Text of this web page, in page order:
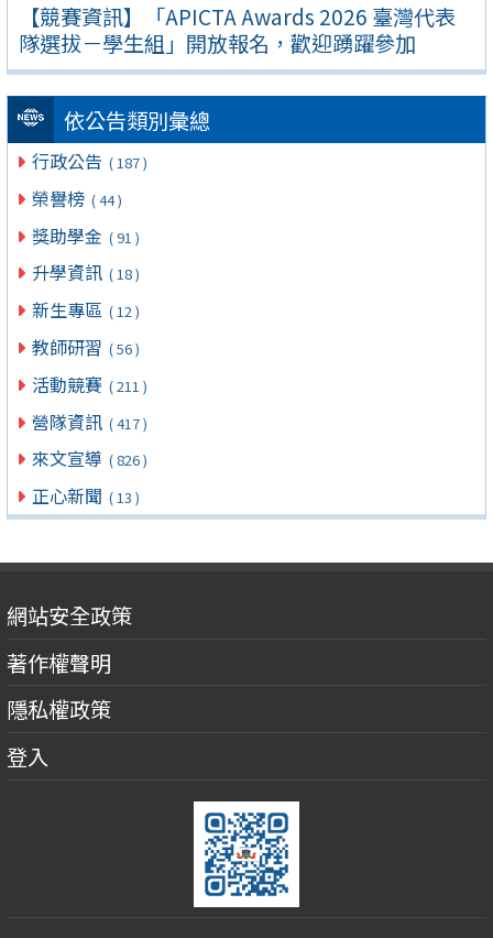
【競賽資訊】「APICTA Awards 2026 臺灣代表
隊選拔－學生組」開放報名，歡迎踴躍參加
依公告類別彙總
行政公告 ( 187 )
榮譽榜 ( 44 )
獎助學金 ( 91 )
升學資訊 ( 18 )
新生專區 ( 12 )
教師研習 ( 56 )
活動競賽 ( 211 )
營隊資訊 ( 417 )
來文宣導 ( 826 )
正心新聞 ( 13 )
網站安全政策
著作權聲明
隱私權政策
登入